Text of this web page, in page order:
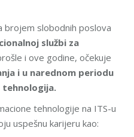
brojem slobodnih poslova
službi za
i ove godine, očekuje
i u narednom periodu
tehnologije na ITS-u
uspešnu karijeru kao: